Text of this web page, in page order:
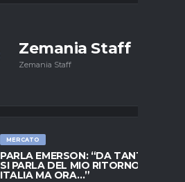
Zemania Staff
Zemania Staff
MERCATO
PARLA EMERSON: “DA TANTI MESI
SI PARLA DEL MIO RITORNO IN
ITALIA MA ORA…”